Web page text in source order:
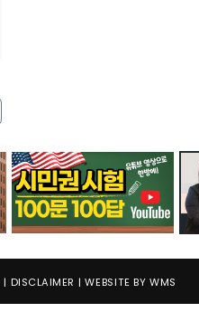
| DISCLAIMER | WEBSITE BYWMS